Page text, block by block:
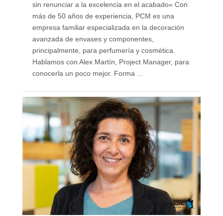
sin renunciar a la excelencia en el acabado» Con
más de 50 años de experiencia, PCM es una
empresa familiar especializada en la decoración
avanzada de envases y componentes,
principalmente, para perfumería y cosmética.
Hablamos con Alex Martín, Project Manager, para
conocerla un poco mejor. Forma ...